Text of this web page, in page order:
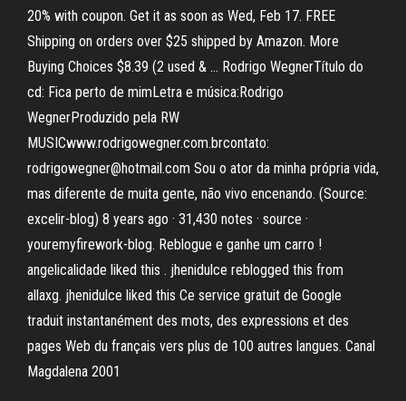
20% with coupon. Get it as soon as Wed, Feb 17. FREE
Shipping on orders over $25 shipped by Amazon. More
Buying Choices $8.39 (2 used & … Rodrigo WegnerTítulo do
cd: Fica perto de mimLetra e música:Rodrigo
WegnerProduzido pela RW
MUSICwww.rodrigowegner.com.brcontato:
rodrigowegner@hotmail.com Sou o ator da minha própria vida,
mas diferente de muita gente, não vivo encenando. (Source:
excelir-blog) 8 years ago · 31,430 notes · source ·
youremyfirework-blog. Reblogue e ganhe um carro !
angelicalidade liked this . jhenidulce reblogged this from
allaxg. jhenidulce liked this Ce service gratuit de Google
traduit instantanément des mots, des expressions et des
pages Web du français vers plus de 100 autres langues. Canal
Magdalena 2001